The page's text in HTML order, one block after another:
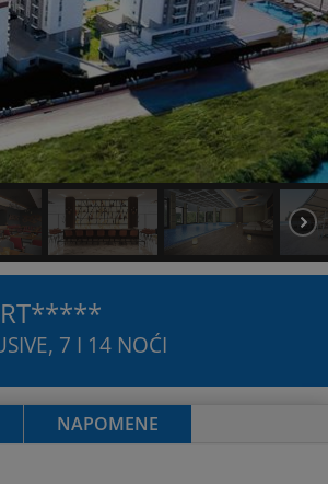
7 I 14 NOĆI
NAPOMENE